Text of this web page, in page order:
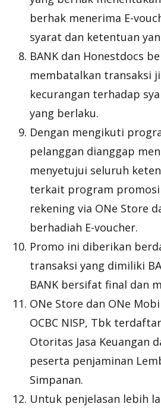
berhak menerima E-
syarat dan ketentuan
BANK dan Honestdocs
membatalkan transaksi
kecurangan terhadap
yang berlaku.
Dengan mengikuti
pelanggan dianggap
menyetujui seluruh
terkait program
rekening via ONe Store
berhadiah E-voucher.
Promo ini diberikan
transaksi yang dimiliki
BANK bersifat final dan
ONe Store dan ONe
OCBC NISP, Tbk
Otoritas Jasa Keuangan
peserta penjaminan
Simpanan.
Untuk penjelasan lebih